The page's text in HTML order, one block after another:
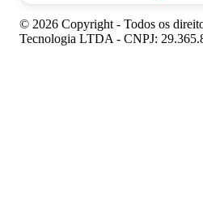
© 2026 Copyright - Todos os
Tecnologia LTDA - CNPJ: